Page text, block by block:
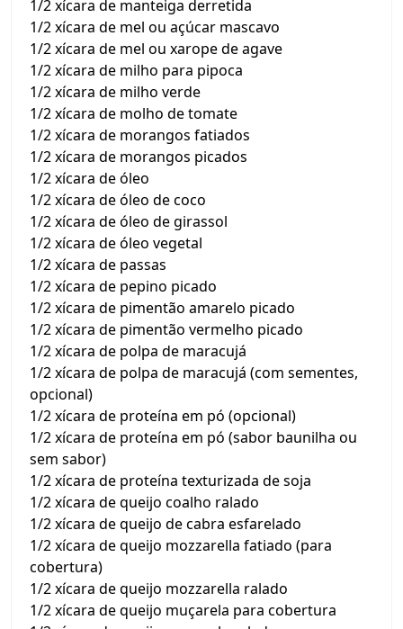
1/2 xícara de manteiga derretida
1/2 xícara de mel ou açúcar mascavo
1/2 xícara de mel ou xarope de agave
1/2 xícara de milho para pipoca
1/2 xícara de milho verde
1/2 xícara de molho de tomate
1/2 xícara de morangos fatiados
1/2 xícara de morangos picados
1/2 xícara de óleo
1/2 xícara de óleo de coco
1/2 xícara de óleo de girassol
1/2 xícara de óleo vegetal
1/2 xícara de passas
1/2 xícara de pepino picado
1/2 xícara de pimentão amarelo picado
1/2 xícara de pimentão vermelho picado
1/2 xícara de polpa de maracujá
1/2 xícara de polpa de maracujá (com sementes,
opcional)
1/2 xícara de proteína em pó (opcional)
1/2 xícara de proteína em pó (sabor baunilha ou
sem sabor)
1/2 xícara de proteína texturizada de soja
1/2 xícara de queijo coalho ralado
1/2 xícara de queijo de cabra esfarelado
1/2 xícara de queijo mozzarella fatiado (para
cobertura)
1/2 xícara de queijo mozzarella ralado
1/2 xícara de queijo muçarela para cobertura